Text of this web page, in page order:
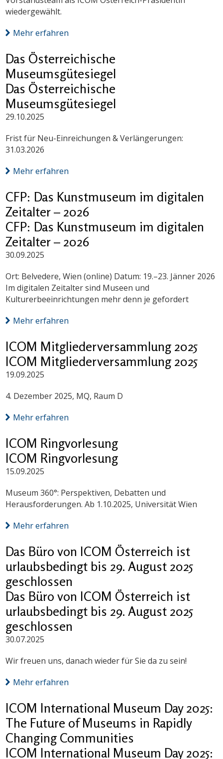
wiedergewählt.
Mehr erfahren
Das Österreichische
Museumsgütesiegel
Das Österreichische
Museumsgütesiegel
29.10.2025
Frist für Neu-Einreichungen & Verlängerungen:
31.03.2026
Mehr erfahren
CFP: Das Kunstmuseum im digitalen
Zeitalter – 2026
CFP: Das Kunstmuseum im digitalen
Zeitalter – 2026
30.09.2025
Ort: Belvedere, Wien (online) Datum: 19.–23. Jänner 2026
Im digitalen Zeitalter sind Museen und
Kulturerbeeinrichtungen mehr denn je gefordert
Mehr erfahren
ICOM Mitgliederversammlung 2025
ICOM Mitgliederversammlung 2025
19.09.2025
4. Dezember 2025, MQ, Raum D
Mehr erfahren
ICOM Ringvorlesung
ICOM Ringvorlesung
15.09.2025
Museum 360°: Perspektiven, Debatten und
Herausforderungen. Ab 1.10.2025, Universität Wien
Mehr erfahren
Das Büro von ICOM Österreich ist
urlaubsbedingt bis 29. August 2025
geschlossen
Das Büro von ICOM Österreich ist
urlaubsbedingt bis 29. August 2025
geschlossen
30.07.2025
Wir freuen uns, danach wieder für Sie da zu sein!
Mehr erfahren
ICOM International Museum Day 2025:
The Future of Museums in Rapidly
Changing Communities
ICOM International Museum Day 2025: